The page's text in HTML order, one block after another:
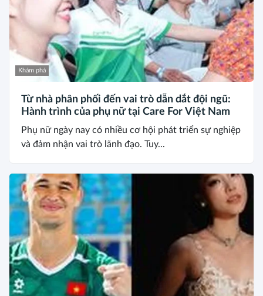
Khám phá
Từ nhà phân phối đến vai trò dẫn dắt đội ngũ:
Hành trình của phụ nữ tại Care For Việt Nam
Phụ nữ ngày nay có nhiều cơ hội phát triển sự nghiệp
và đảm nhận vai trò lãnh đạo. Tuy...